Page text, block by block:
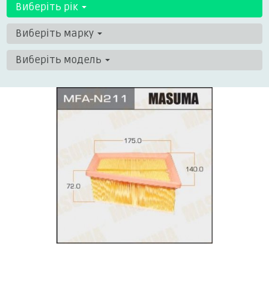
Виберіть рік
Виберіть марку
Виберіть модель